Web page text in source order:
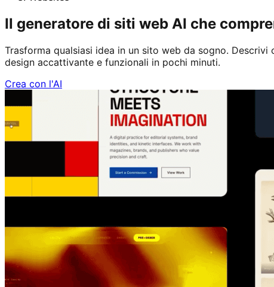
Il generatore di siti web AI che
Trasforma qualsiasi idea in un sito web da sogno.
design accattivante e funzionali in pochi minuti.
Crea con l'AI